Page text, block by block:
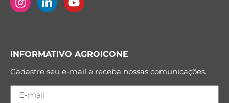
INFORMATIVO AGROICONE
Cadastre seu e-mail e receba nossas comunicações.